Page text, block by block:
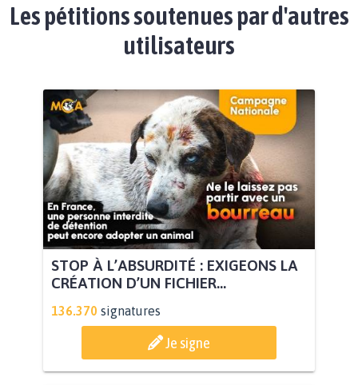
Les pétitions soutenues par d'autres
utilisateurs
STOP À L’ABSURDITÉ : EXIGEONS LA
CRÉATION D’UN FICHIER...
136.370 signatures
Je signe